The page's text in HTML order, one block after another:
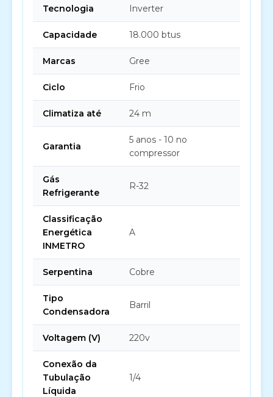
Tecnologia Inverter
Capacidade 18.000 btus
Marcas Gree
Ciclo Frio
Climatiza até 24 m
Garantia
5 anos - 10 no
compressor
Gás
Refrigerante
R-32
Classificação
Energética
INMETRO
A
Serpentina Cobre
Tipo
Condensadora
Barril
Voltagem (V) 220v
Conexão da
Tubulação
Líquida
1/4